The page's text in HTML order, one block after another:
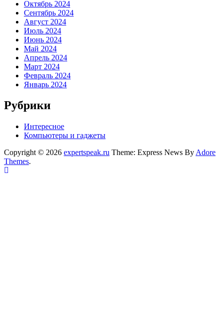
Октябрь 2024
Сентябрь 2024
Август 2024
Июль 2024
Июнь 2024
Май 2024
Апрель 2024
Март 2024
Февраль 2024
Январь 2024
Рубрики
Интересное
Компьютеры и гаджеты
Copyright © 2026 expertspeak.ru Theme: Express News By Adore
Themes.